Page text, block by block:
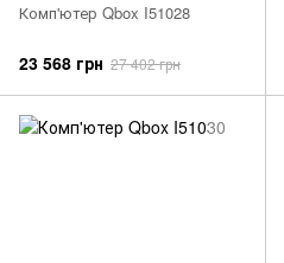
Комп'ютер Qbox I51028
23 568 грн 27 402 грн